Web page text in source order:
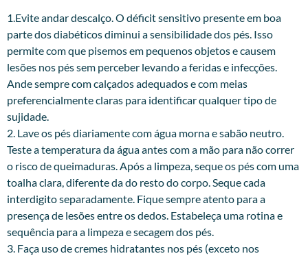
1.Evite andar descalço. O déficit sensitivo presente em boa
parte dos diabéticos diminui a sensibilidade dos pés. Isso
permite com que pisemos em pequenos objetos e causem
lesões nos pés sem perceber levando a feridas e infecções.
Ande sempre com calçados adequados e com meias
preferencialmente claras para identificar qualquer tipo de
sujidade.
2. Lave os pés diariamente com água morna e sabão neutro.
Teste a temperatura da água antes com a mão para não correr
o risco de queimaduras. Após a limpeza, seque os pés com uma
toalha clara, diferente da do resto do corpo. Seque cada
interdigito separadamente. Fique sempre atento para a
presença de lesões entre os dedos. Estabeleça uma rotina e
sequência para a limpeza e secagem dos pés.
3. Faça uso de cremes hidratantes nos pés (exceto nos